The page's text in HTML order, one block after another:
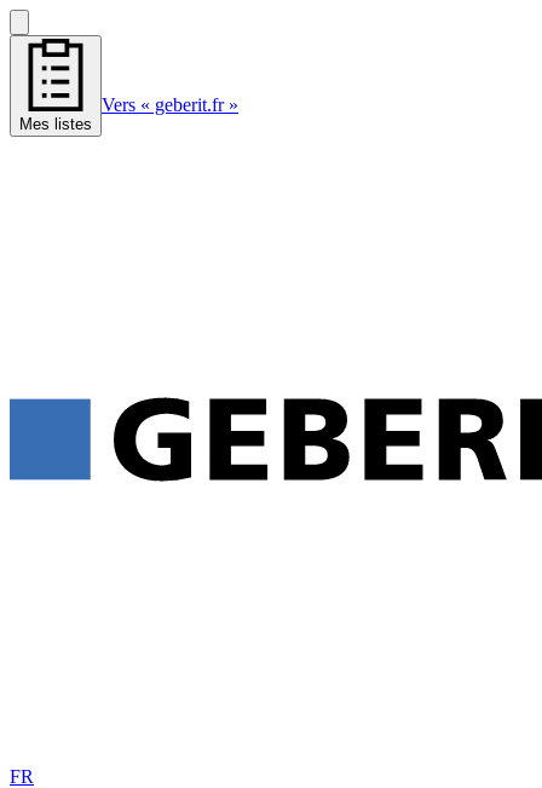
Mes listes
Vers « geberit.fr »
FR